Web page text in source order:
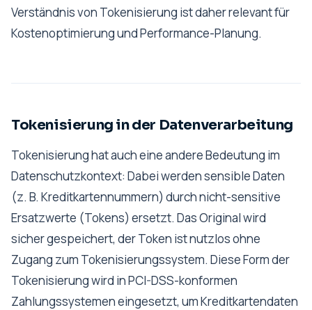
Verständnis von Tokenisierung ist daher relevant für
Kostenoptimierung und Performance-Planung.
Tokenisierung in der Datenverarbeitung
Tokenisierung hat auch eine andere Bedeutung im
Datenschutzkontext: Dabei werden sensible Daten
(z. B. Kreditkartennummern) durch nicht-sensitive
Ersatzwerte (Tokens) ersetzt. Das Original wird
sicher gespeichert, der Token ist nutzlos ohne
Zugang zum Tokenisierungssystem. Diese Form der
Tokenisierung wird in PCI-DSS-konformen
Zahlungssystemen eingesetzt, um Kreditkartendaten